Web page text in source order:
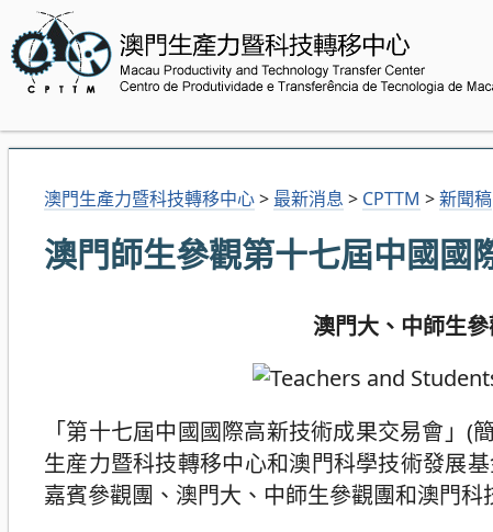
澳門生產力暨科技轉移中心> 最新消息 > CPTTM >新聞稿
澳門師生參觀第十七屆中國國
澳門大、中師生
「第十七屆中國國際高新技術成果交易會」
生産力暨科技轉移中心和澳門科學技術發展
嘉賓參觀團、澳門大、中師生參觀團和澳門